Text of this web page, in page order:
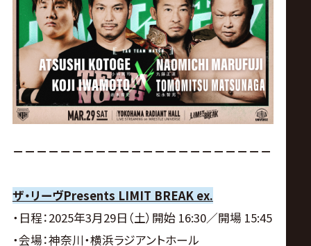
－－－－－－－－－－－－－－－－－－－－－－
ザ・リーヴPresents LIMIT BREAK ex.
・日程：2025年3月29日（土）開始 16:30／開場 15:45
・会場：神奈川・横浜ラジアントホール